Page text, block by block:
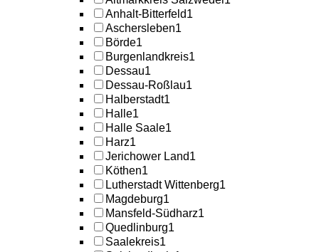
Anhalt-Bitterfeld1
Aschersleben1
Börde1
Burgenlandkreis1
Dessau1
Dessau-Roßlau1
Halberstadt1
Halle1
Halle Saale1
Harz1
Jerichower Land1
Köthen1
Lutherstadt Wittenberg1
Magdeburg1
Mansfeld-Südharz1
Quedlinburg1
Saalekreis1